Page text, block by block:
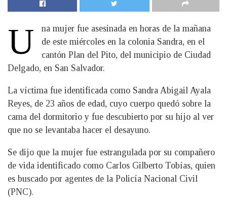
U
na mujer fue asesinada en horas de la mañana
de este miércoles en la colonia Sandra, en el
cantón Plan del Pito, del municipio de Ciudad
Delgado, en San Salvador.
La víctima fue identificada como Sandra Abigail Ayala
Reyes, de 23 años de edad, cuyo cuerpo quedó sobre la
cama del dormitorio y fue descubierto por su hijo al ver
que no se levantaba hacer el desayuno.
Se dijo que la mujer fue estrangulada por su compañero
de vida identificado como Carlos Gilberto Tobías, quien
es buscado por agentes de la Policía Nacional Civil
(PNC).